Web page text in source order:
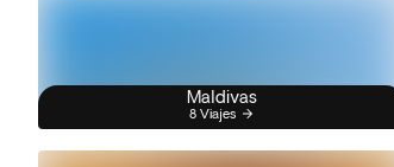
Maldivas
8 Viajes